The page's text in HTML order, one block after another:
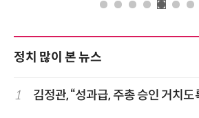
정치 많이 본 뉴스
1 김정관, “성과급, 주총 승인 거치도